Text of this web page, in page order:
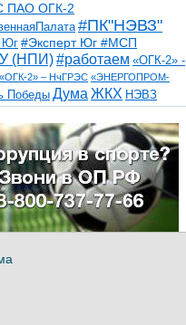
ПАО ОГК-2
#ПК"НЭВЗ"
Юг #Эксперт Юг #МСП
(НПИ)#работаем «ОГК-2» -
«ОГК-2» – НчГРЭС «ЭНЕРГОПРОМ-
Победы Дума ЖКХ НЭВЗ
ТНТ
ветераны выборы
казаки коррупция космос
палата парк пожар роща
транспорт художники